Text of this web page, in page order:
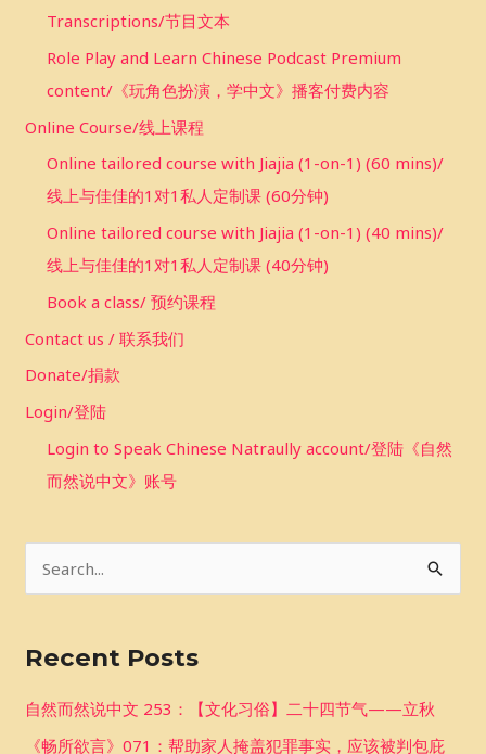
Transcriptions/节目文本
Role Play and Learn Chinese Podcast Premium
content/《玩角色扮演，学中文》播客付费内容
Online Course/线上课程
Online tailored course with Jiajia (1-on-1) (60 mins)/
线上与佳佳的1对1私人定制课 (60分钟)
Online tailored course with Jiajia (1-on-1) (40 mins)/
线上与佳佳的1对1私人定制课 (40分钟)
Book a class/ 预约课程
Contact us / 联系我们
Donate/捐款
Login/登陆
Login to Speak Chinese Natraully account/登陆《自然
而然说中文》账号
r
c
Recent Posts
自然而然说中文 253：【文化习俗】二十四节气——立秋
《畅所欲言》071：帮助家人掩盖犯罪事实，应该被判包庇